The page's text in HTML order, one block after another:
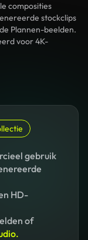
composities
stockclips
Plannen-beelden.
voor 4K-
gebruik
HD-
of